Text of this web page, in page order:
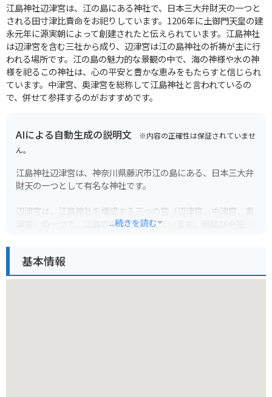
江島神社辺津宮は、江の島にある神社で、日本三大弁財天の一つと
される田寸津比賣命をお祀りしています。1206年に土御門天皇の建
永元年に源実朝によって創建されたと伝えられています。江島神社
は辺津宮を含む三社から成り、辺津宮は江の島神社の祈祷が主に行
われる場所です。江の島の魅力的な景観の中で、海の神様や水の神
様を祀るこの神社は、心の平安と豊かな恵みをもたらすと信じられ
ています。中津宮、奥津宮を総称して江島神社と言われているの
で、併せて参拝するのがおすすめです。
AIによる自動生成の説明文 ※内容の正確性は保証されていませ
ん。
江島神社辺津宮は、神奈川県藤沢市江の島にある、日本三大弁
財天の一つとして有名な神社です。
辺津宮は、江島神社を構成する三つの宮（辺津宮、中津宮、奥
津宮）の一つで、江島の中腹に位置しています。縁結びや芸能
辺津宮へは、江の島エスカーというエスカレーターや、徒歩で
...続きを読む
基本情報